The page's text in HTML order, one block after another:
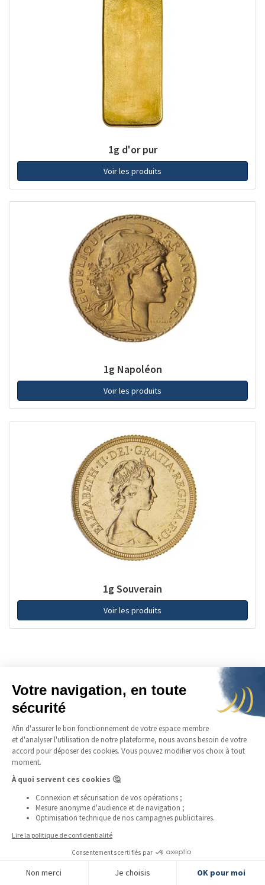
1g d'or pur
Voir les produits
1g Napoléon
Voir les produits
1g Souverain
Voir les produits
1g Liberty
Voir les produits